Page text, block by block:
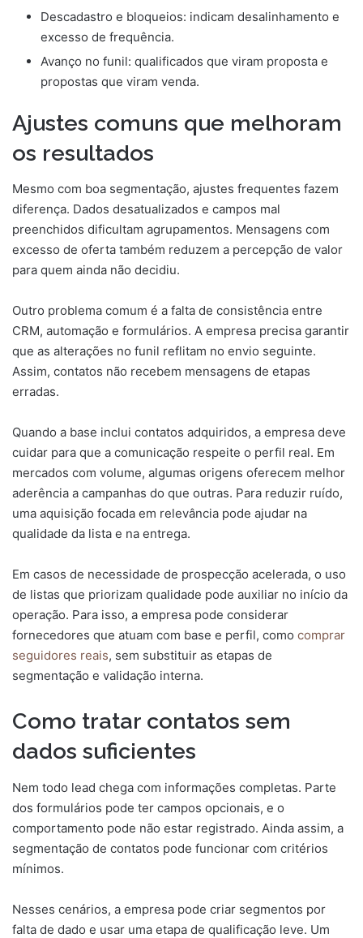
Descadastro e bloqueios: indicam desalinhamento e
excesso de frequência.
Avanço no funil: qualificados que viram proposta e
propostas que viram venda.
Ajustes comuns que melhoram
os resultados
Mesmo com boa segmentação, ajustes frequentes fazem
diferença. Dados desatualizados e campos mal
preenchidos dificultam agrupamentos. Mensagens com
excesso de oferta também reduzem a percepção de valor
para quem ainda não decidiu.
Outro problema comum é a falta de consistência entre
CRM, automação e formulários. A empresa precisa garantir
que as alterações no funil reflitam no envio seguinte.
Assim, contatos não recebem mensagens de etapas
erradas.
Quando a base inclui contatos adquiridos, a empresa deve
cuidar para que a comunicação respeite o perfil real. Em
mercados com volume, algumas origens oferecem melhor
aderência a campanhas do que outras. Para reduzir ruído,
uma aquisição focada em relevância pode ajudar na
qualidade da lista e na entrega.
Em casos de necessidade de prospecção acelerada, o uso
de listas que priorizam qualidade pode auxiliar no início da
operação. Para isso, a empresa pode considerar
fornecedores que atuam com base e perfil, como comprar
seguidores reais, sem substituir as etapas de
segmentação e validação interna.
Como tratar contatos sem
dados suficientes
Nem todo lead chega com informações completas. Parte
dos formulários pode ter campos opcionais, e o
comportamento pode não estar registrado. Ainda assim, a
segmentação de contatos pode funcionar com critérios
mínimos.
Nesses cenários, a empresa pode criar segmentos por
falta de dado e usar uma etapa de qualificação leve. Um